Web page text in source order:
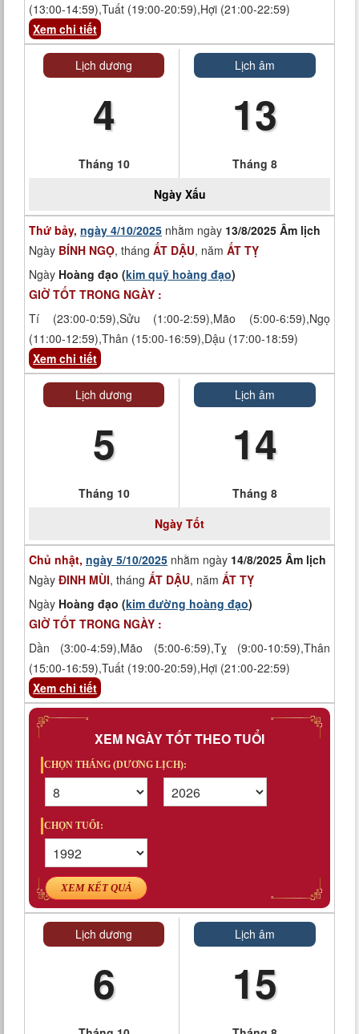
(13:00-14:59),Tuất (19:00-20:59),Hợi (21:00-22:59)
Xem chi tiết
Lịch dương
4
Tháng 10
Lịch âm
13
Tháng 8
Ngày Xấu
Thứ bảy, ngày 4/10/2025 nhằm ngày 13/8/2025 Âm lịch
Ngày BÍNH NGỌ, tháng ẤT DẬU, năm ẤT TỴ
Ngày Hoàng đạo (kim quỹ hoàng đạo)
GIỜ TỐT TRONG NGÀY :
Tí (23:00-0:59),Sửu (1:00-2:59),Mão (5:00-6:59),Ngọ
(11:00-12:59),Thân (15:00-16:59),Dậu (17:00-18:59)
Xem chi tiết
Lịch dương
5
Tháng 10
Lịch âm
14
Tháng 8
Ngày Tốt
Chủ nhật, ngày 5/10/2025 nhằm ngày 14/8/2025 Âm lịch
Ngày ĐINH MÙI, tháng ẤT DẬU, năm ẤT TỴ
Ngày Hoàng đạo (kim đường hoàng đạo)
GIỜ TỐT TRONG NGÀY :
Dần (3:00-4:59),Mão (5:00-6:59),Tỵ (9:00-10:59),Thân
(15:00-16:59),Tuất (19:00-20:59),Hợi (21:00-22:59)
Xem chi tiết
XEM NGÀY TỐT THEO TUỔI
CHỌN THÁNG (DƯƠNG LỊCH):
CHỌN TUỔI:
XEM KẾT QUẢ
Lịch dương
6
Lịch âm
15